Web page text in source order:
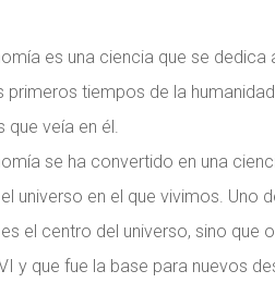
es una ciencia que se
primeros tiempos de la
que veía en él.
se ha convertido en una
universo en el que vivimos. Uno
el centro del universo, sino que
y que fue la base para nuevos